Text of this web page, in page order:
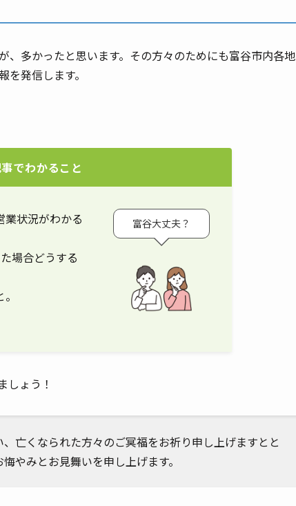
多かったと思います。その方々のためにも富谷市内各地
発信します。
でわかること
業状況がわかる
場合どうする
富谷大丈夫？
しょう！
亡くなられた方々のご冥福をお祈り申し上げますとと
やみとお見舞いを申し上げます。